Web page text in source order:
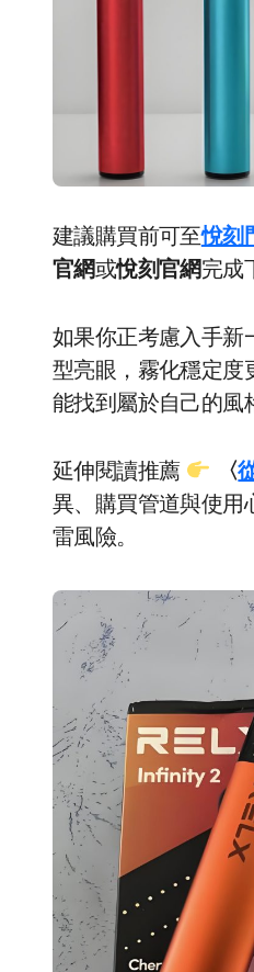
建議購買前可至悅刻
官網或悅刻官網完成
如果你正考慮入手新
型亮眼，霧化穩定度
能找到屬於自己的風
延伸閱讀推薦 〈
異、購買管道與使用
雷風險。